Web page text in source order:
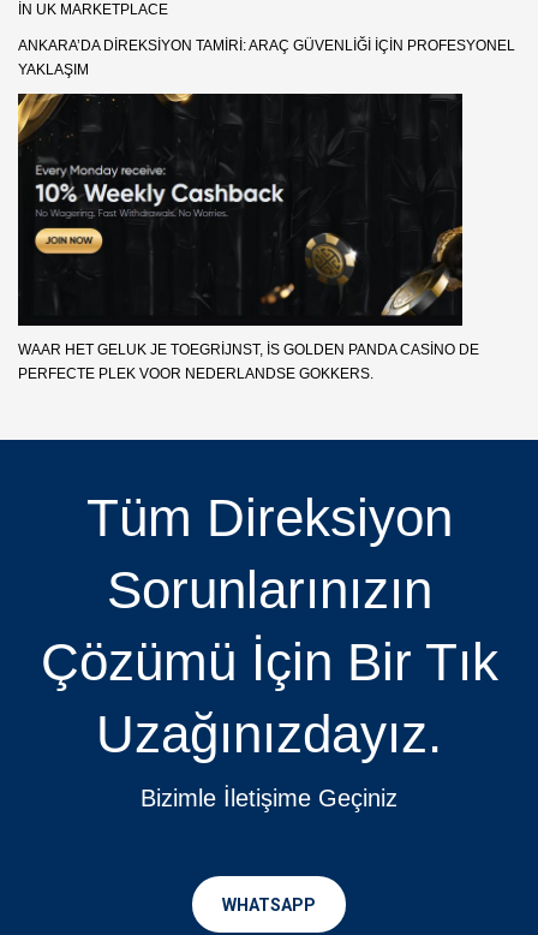
IN UK MARKETPLACE
ANKARA’DA DIREKSIYON TAMIRI: ARAÇ GÜVENLIĞI İÇIN PROFESYONEL
YAKLAŞIM
WAAR HET GELUK JE TOEGRIJNST, IS GOLDEN PANDA CASINO DE
PERFECTE PLEK VOOR NEDERLANDSE GOKKERS.
Tüm Direksiyon
Sorunlarınızın
Çözümü İçin Bir Tık
Uzağınızdayız.
Bizimle İletişime Geçiniz
WHATSAPP